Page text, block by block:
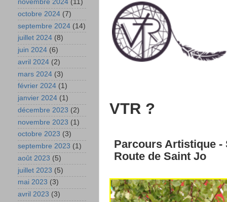
VTR ?
Parcours Artistique -
Route de Saint Jo
novembre 2024 (11)
octobre 2024 (7)
septembre 2024 (14)
juillet 2024 (8)
juin 2024 (6)
avril 2024 (2)
mars 2024 (3)
février 2024 (1)
janvier 2024 (1)
décembre 2023 (2)
novembre 2023 (1)
octobre 2023 (3)
septembre 2023 (1)
août 2023 (5)
juillet 2023 (5)
mai 2023 (3)
avril 2023 (3)